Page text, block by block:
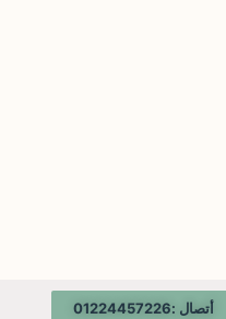
أتصال :01224457226